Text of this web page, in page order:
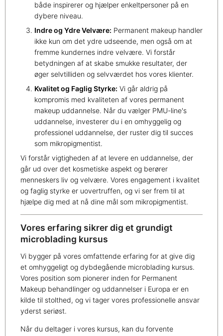
både inspirerer og hjælper enkeltpersoner på en
dybere niveau.
Indre og Ydre Velvære: Permanent makeup handler
ikke kun om det ydre udseende, men også om at
fremme kundernes indre velvære. Vi forstår
betydningen af at skabe smukke resultater, der
øger selvtilliden og selvværdet hos vores klienter.
Kvalitet og Faglig Styrke: Vi går aldrig på
kompromis med kvaliteten af vores permanent
makeup uddannelse. Når du vælger PMU-line's
uddannelse, investerer du i en omhyggelig og
professionel uddannelse, der ruster dig til succes
som mikropigmentist.
Vi forstår vigtigheden af at levere en uddannelse, der
går ud over det kosmetiske aspekt og berører
menneskers liv og velvære. Vores engagement i kvalitet
og faglig styrke er uovertruffen, og vi ser frem til at
hjælpe dig med at nå dine mål som mikropigmentist.
Vores erfaring sikrer dig et grundigt
microblading kursus
Vi bygger på vores omfattende erfaring for at give dig
et omhyggeligt og dybdegående microblading kursus.
Vores position som pionerer inden for Permanent
Makeup behandlinger og uddannelser i Europa er en
kilde til stolthed, og vi tager vores professionelle ansvar
yderst seriøst.
Når du deltager i vores kursus, kan du forvente